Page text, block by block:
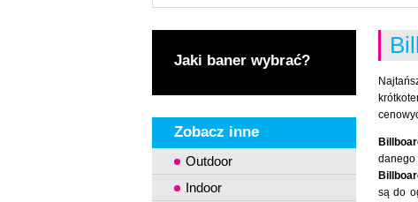
Jaki baner wybrać?
Zobacz inne
Outdoor
Indoor
są do